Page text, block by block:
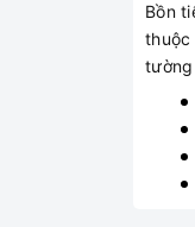
Bồn
thuộc